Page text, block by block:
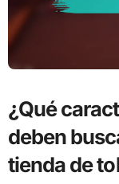
¿Qué
deben
tienda de